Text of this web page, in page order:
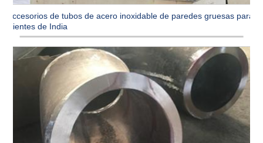
Accesorios de tubos de acero inoxidable de paredes gruesas para
clientes de India